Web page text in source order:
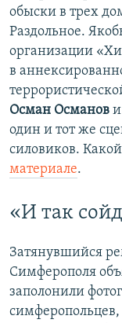
обыски в трех
Раздольное.
организации
в
Осман Османов и
один и тот же
силовиков.
материале.
«И так
Затянувшийся
Симферополя
заполонили